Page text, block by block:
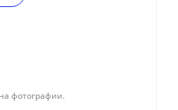
фотографии.